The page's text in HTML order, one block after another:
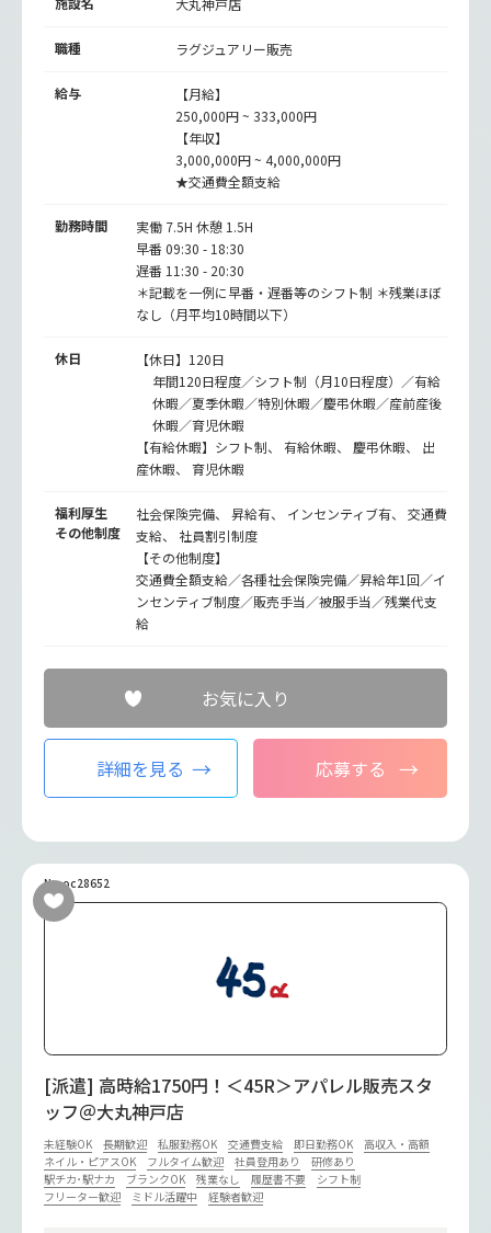
大丸神戸店
職種 ラグジュアリー販売
給与
【月給】
250,000円 ~ 333,000円
【年収】
3,000,000円 ~ 4,000,000円
★交通費全額支給
勤務時間
実働 7.5H 休憩 1.5H
早番 09:30 - 18:30
遅番 11:30 - 20:30
＊記載を一例に早番・遅番等のシフト制 ＊残業ほぼ
なし（月平均10時間以下）
休日
【休日】120日
年間120日程度／シフト制（月10日程度）／有給
休暇／夏季休暇／特別休暇／慶弔休暇／産前産後
休暇／育児休暇
【有給休暇】シフト制、 有給休暇、 慶弔休暇、 出
産休暇、 育児休暇
福利厚生
その他制度
社会保険完備、 昇給有、 インセンティブ有、 交通費
支給、 社員割引制度
【その他制度】
交通費全額支給／各種社会保険完備／昇給年1回／イ
ンセンティブ制度／販売手当／被服手当／残業代支
給
お気に入り
詳細を見る 応募する
No.oc28652
[派遣] 高時給1750円！＜45R＞アパレル販売スタ
ッフ＠大丸神戸店
未経験OK 長期歓迎 私服勤務OK 交通費支給 即日勤務OK
高収入・高額
ネイル・ピアスOK
フルタイム歓迎 社員登用あり
研修あり
駅チカ･駅ナカ
ブランクOK 残業なし 履歴書不要
シフト制
フリーター歓迎
ミドル活躍中 経験者歓迎